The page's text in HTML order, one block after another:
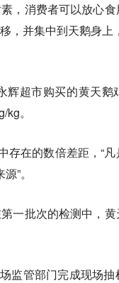
，消费者可以放心
，并集中到天鹅身上
超市购买的黄天鹅
。
存在的数倍差距，“
”。
一批次的检测中，
监管部门完成现场